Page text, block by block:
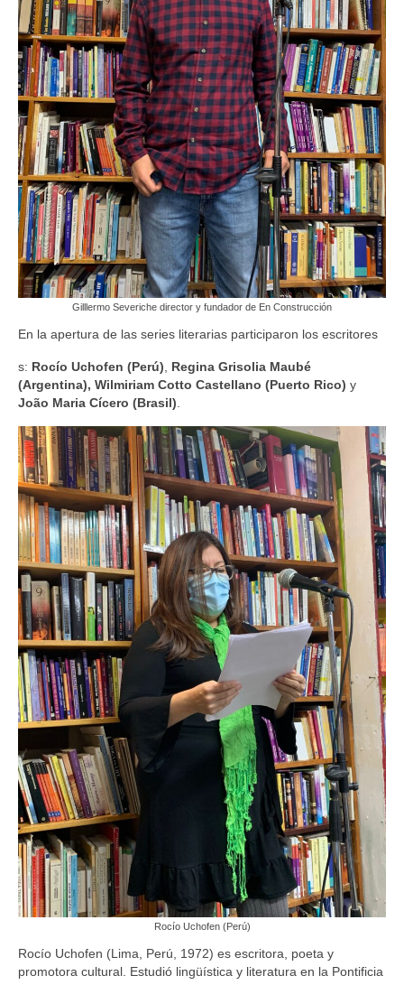
Gilllermo Severiche director y fundador de En Construcción
En la apertura de las series literarias participaron los escritores
s: Rocío Uchofen (Perú), Regina Grisolia Maubé
(Argentina), Wilmiriam Cotto Castellano (Puerto Rico) y
João Maria Cícero (Brasil).
Rocío Uchofen (Perú)
Rocío Uchofen (Lima, Perú, 1972) es escritora, poeta y
promotora cultural. Estudió lingüística y literatura en la Pontificia